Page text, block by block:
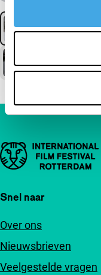
Belangrijke links
Snel naar
Over ons
Nieuwsbrieven
Veelgestelde vragen